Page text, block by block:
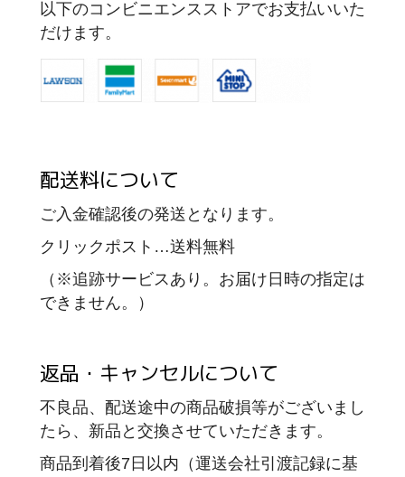
以下のコンビニエンスストアでお支払いいた
だけます。
配送料について
ご入金確認後の発送となります。
クリックポスト…送料無料
（※追跡サービスあり。お届け日時の指定は
できません。）
返品・キャンセルについて
不良品、配送途中の商品破損等がございまし
たら、新品と交換させていただきます。
商品到着後7日以内（運送会社引渡記録に基